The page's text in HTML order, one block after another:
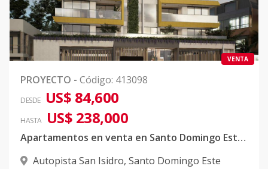
VENTA
PROYECTO - Código: 413098
DESDE US$ 84,600
HASTA US$ 238,000
Apartamentos en venta en Santo Domingo Este cerca de Coral Mall
Autopista San Isidro, Santo Domingo Este